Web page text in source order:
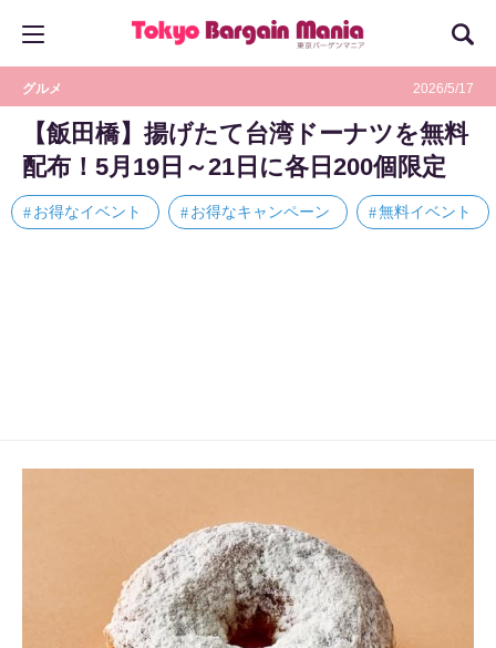
グルメ 2026/5/17
【飯田橋】揚げたて台湾ドーナツを無料
配布！5月19日～21日に各日200個限定
お得なイベント お得なキャンペーン 無料イベント